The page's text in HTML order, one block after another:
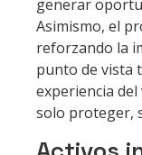
generar
Asimismo, el
reforzando la
punto de vista
experiencia
solo proteger,